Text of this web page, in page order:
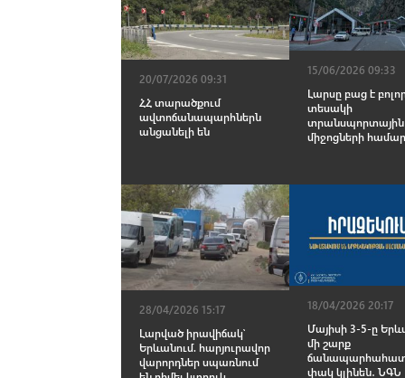
20/07/2026 09:31
ՀՀ տարածքում
ավտոճանապարհներն
անցանելի են
15/06/2026 09:33
Լարսը բաց է
տեսակի
տրանսպորտային
միջոցների համար
28/04/2026 15:17
Լարված իրավիճակ՝
Երևանում. հարյուրավոր
վարորդներ սպառնում
18/04/2026 20:17
Մայիսի 3-5-ը
մի շարք
փակ կլինեն․ ՆԳՆ